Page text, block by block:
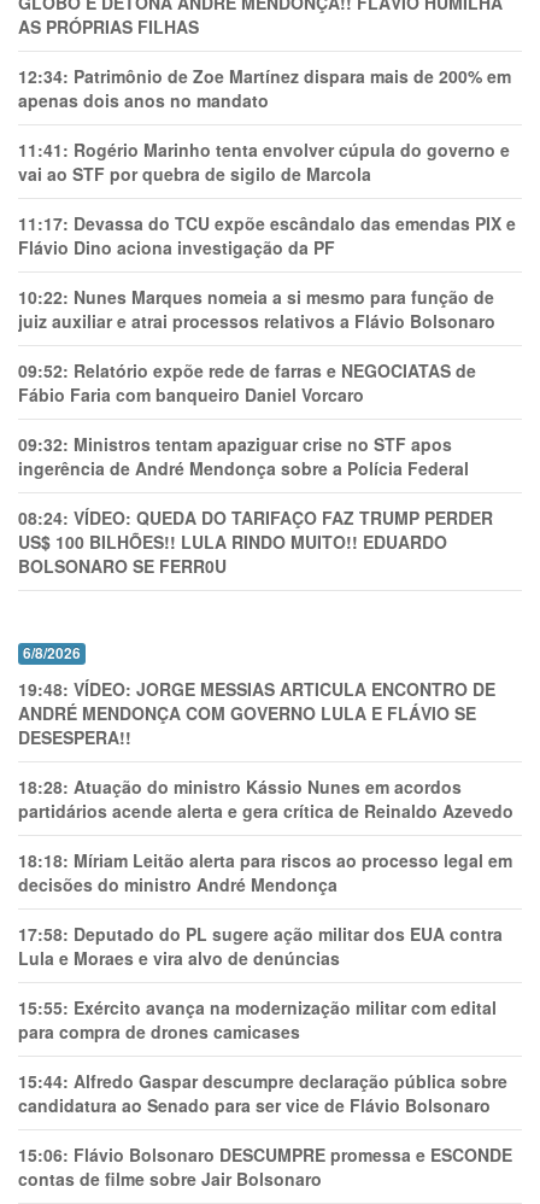
AS PRÓPRIAS FILHAS
12:34: Patrimônio de Zoe Martínez dispara mais de 200% em
apenas dois anos no mandato
11:41: Rogério Marinho tenta envolver cúpula do governo e
vai ao STF por quebra de sigilo de Marcola
11:17: Devassa do TCU expõe escândalo das emendas PIX e
Flávio Dino aciona investigação da PF
10:22: Nunes Marques nomeia a si mesmo para função de
juiz auxiliar e atrai processos relativos a Flávio Bolsonaro
09:52: Relatório expõe rede de farras e NEGOCIATAS de
Fábio Faria com banqueiro Daniel Vorcaro
09:32: Ministros tentam apaziguar crise no STF apos
ingerência de André Mendonça sobre a Polícia Federal
08:24: VÍDEO: QUEDA DO TARIFAÇO FAZ TRUMP PERDER
US$ 100 BILHÕES!! LULA RINDO MUITO!! EDUARDO
BOLSONARO SE FERR0U
6/8/2026
19:48: VÍDEO: JORGE MESSIAS ARTICULA ENCONTRO DE
ANDRÉ MENDONÇA COM GOVERNO LULA E FLÁVIO SE
DESESPERA!!
18:28: Atuação do ministro Kássio Nunes em acordos
partidários acende alerta e gera crítica de Reinaldo Azevedo
18:18: Míriam Leitão alerta para riscos ao processo legal em
decisões do ministro André Mendonça
17:58: Deputado do PL sugere ação militar dos EUA contra
Lula e Moraes e vira alvo de denúncias
15:55: Exército avança na modernização militar com edital
para compra de drones camicases
15:44: Alfredo Gaspar descumpre declaração pública sobre
candidatura ao Senado para ser vice de Flávio Bolsonaro
15:06: Flávio Bolsonaro DESCUMPRE promessa e ESCONDE
contas de filme sobre Jair Bolsonaro